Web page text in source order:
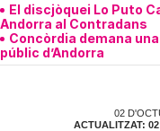
El discjòquei Lo Puto
Andorra al Contradans
Concòrdia demana
públic d’Andorra
02
ACTUALITZAT: